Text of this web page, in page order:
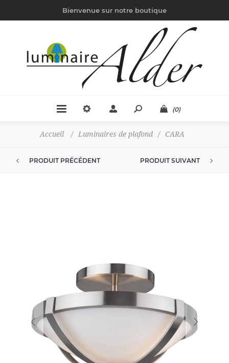
Bienvenue sur notre boutique
(0)
Accueil / Luminaires de plafond / CARA
PRODUIT PRÉCÉDENT PRODUIT SUIVANT